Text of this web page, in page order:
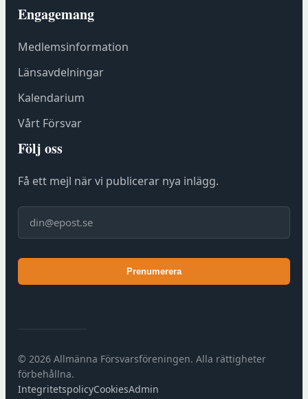
Engagemang
Medlemsinformation
Länsavdelningar
Kalendarium
Vårt Försvar
Följ oss
Få ett mejl när vi publicerar nya inlägg.
E-post
Prenumerera
© 2026 Allmänna Försvarsföreningen. Alla rättigheter
förbehållna.
IntegritetspolicyCookiesAdmin